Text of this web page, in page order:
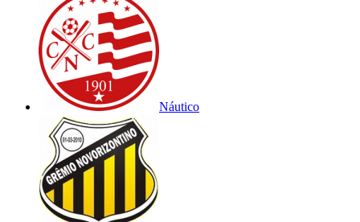
Náutico